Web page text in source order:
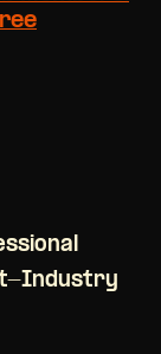
Industry